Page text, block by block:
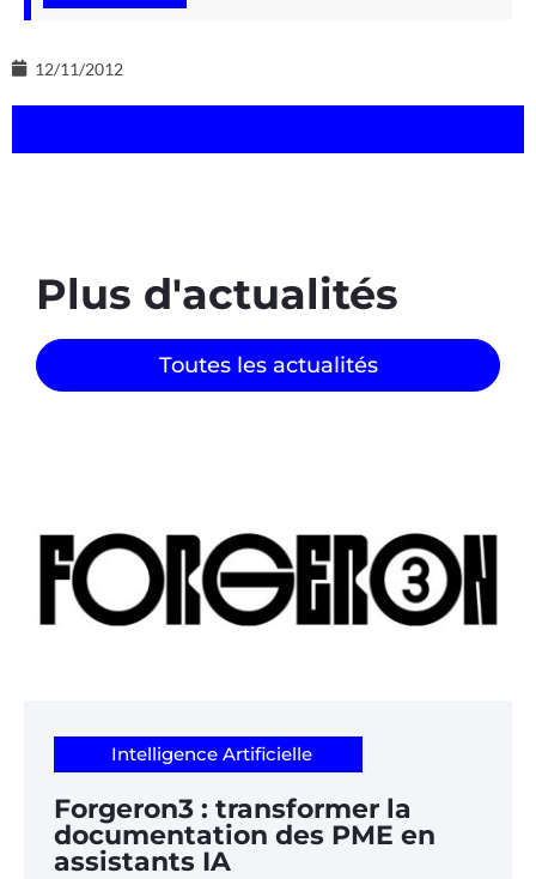
12/11/2012
Plus d'actualités
Toutes les actualités
Intelligence Artificielle
Forgeron3 : transformer la
documentation des PME en
assistants IA